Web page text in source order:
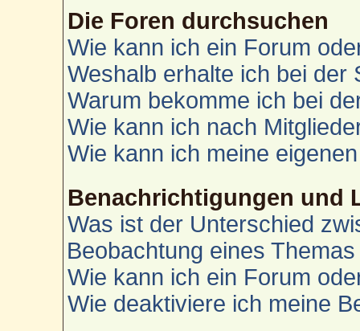
Die Foren durchsuchen
Wie kann ich ein Forum
Weshalb erhalte ich bei der
Warum bekomme ich bei
Wie kann ich nach
Wie kann ich meine
Benachrichtigungen und
Was ist der Unterschied
Beobachtung eines
Wie kann ich ein Forum
Wie deaktiviere ich meine